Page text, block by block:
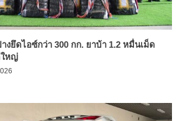
งยึดไอซ์กว่า 300 กก. ยาบ้า 1.2 หมื่นเม็ด
ใหญ่